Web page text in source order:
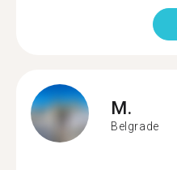
M.
Belgrade